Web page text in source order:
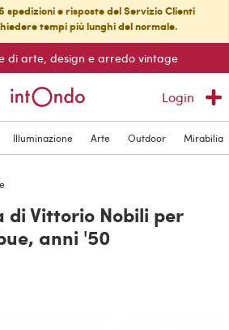
spedizioni e risposte del Servizio Clienti
tempi più lunghi del normale.
di arte, design e arredo vintage
Login
Illuminazione Arte Outdoor Mirabilia
di Vittorio Nobili per
anni '50